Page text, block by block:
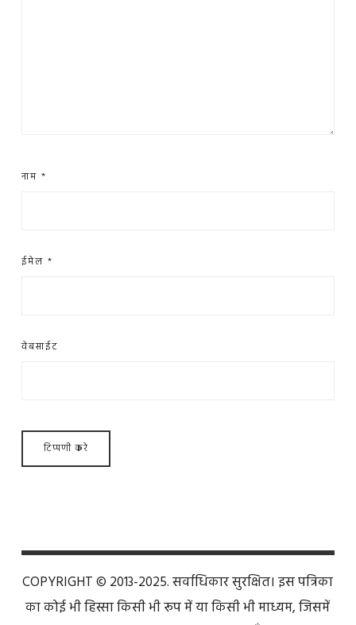
नाम *
ईमेल *
वेबसाईट
COPYRIGHT © 2013-2025. सर्वाधिकार सुरक्षित। इस पत्रिका
का कोई भी हिस्सा किसी भी रूप में या किसी भी माध्यम, जिसमें